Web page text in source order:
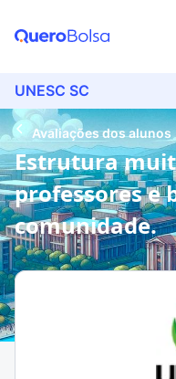
UNESC SC
Avaliações dos alunos
Estrutura
professores e
comunidade.